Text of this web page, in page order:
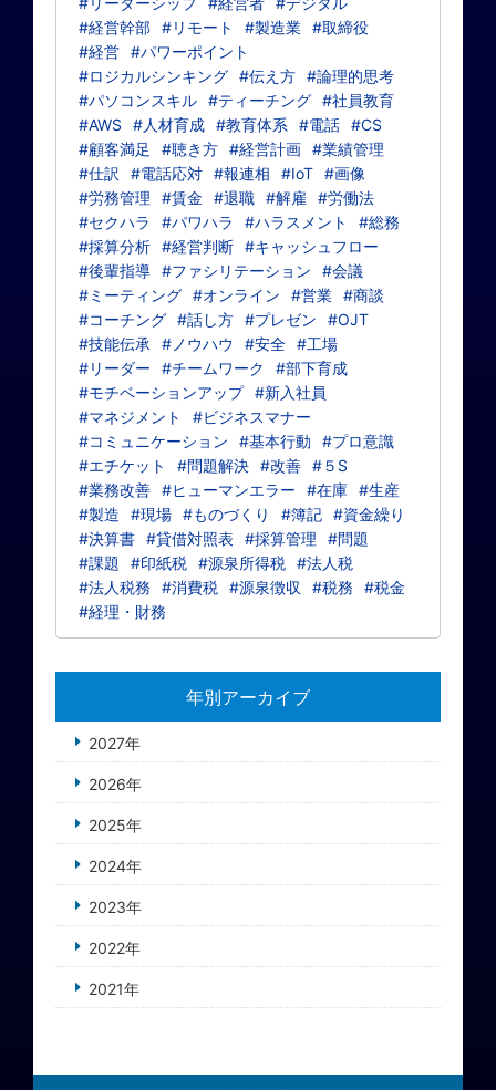
#経営幹部 #リモート #製造業 #取締役
#経営 #パワーポイント
#ロジカルシンキング #伝え方 #論理的思考
#パソコンスキル #ティーチング #社員教育
#AWS
#人材育成 #教育体系 #電話 #CS
#顧客満足
#聴き方 #経営計画 #業績管理
#仕訳
#電話応対 #報連相 #IoT #画像
#労務管理
#賃金 #退職 #解雇
#労働法
#セクハラ
#パワハラ #ハラスメント
#総務
#採算分析 #経営判断 #キャッシュフロー
#後輩指導 #ファシリテーション
#会議
#ミーティング #オンライン #営業 #商談
#コーチング #話し方 #プレゼン
#OJT
#技能伝承
#ノウハウ #安全 #工場
#リーダー
#チームワーク
#部下育成
#モチベーションアップ #新入社員
#マネジメント
#ビジネスマナー
#コミュニケーション
#基本行動
#プロ意識
#エチケット
#問題解決 #改善 #５S
#業務改善 #ヒューマンエラー #在庫 #生産
#製造
#現場 #ものづくり #簿記 #資金繰り
#決算書 #貸借対照表 #採算管理
#問題
#課題
#印紙税 #源泉所得税 #法人税
#法人税務
#消費税 #源泉徴収 #税務
#税金
#経理・財務
年別アーカイブ
2027年
2026年
2025年
2024年
2023年
2022年
2021年